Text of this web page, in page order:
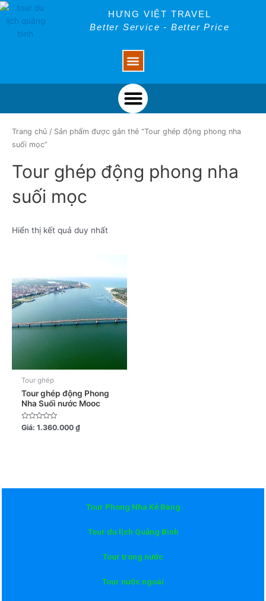
Skip
to
content
HƯNG VIỆT TRAVEL
Better Service - Better Price
Menu
Trang chủ / Sản phẩm được gắn thẻ “Tour ghép động phong nha
suối mọc”
Tour ghép động phong nha
suối mọc
Hiển thị kết quả duy nhất
Tour ghép
Tour ghép động Phong
Nha Suối nước Mooc
Được
xếp
Giá: 1.360.000₫
Tour Phong Nha Kẻ Bàng
Tour du lịch Quảng Bình
Tour trong nước
Tour nước ngoài